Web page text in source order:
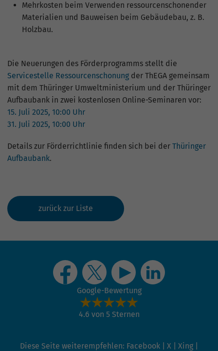
Mehrkosten beim Verwenden ressourcenschonender
Materialien und Bauweisen beim Gebäudebau, z. B.
Holzbau.
Die Neuerungen des Förderprogramms stellt die
Servicestelle Ressourcenschonung der ThEGA gemeinsam
mit dem Thüringer Umweltministerium und der Thüringer
Aufbaubank in zwei kostenlosen Online-Seminaren vor:
15. Juli 2025, 10:00 Uhr
31. Juli 2025, 10:00 Uhr
Details zur Förderrichtlinie finden sich bei der Thüringer
Aufbaubank.
zurück zur Liste
Google-Bewertung
4.6 von 5 Sternen
Diese Seite weiterempfehlen: Facebook X Xing